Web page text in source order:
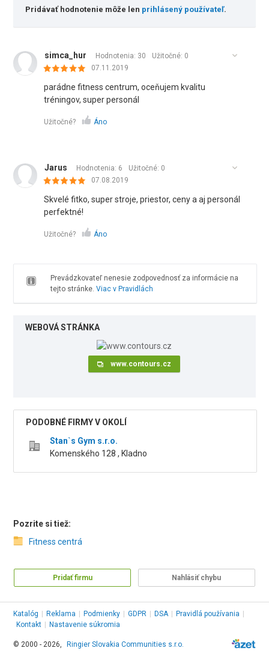
Pridávať hodnotenie môže len prihlásený používateľ.
simca_hur Hodnotenia: 30 Užitočné: 0
07.11.2019
parádne fitness centrum, oceňujem kvalitu
tréningov, super personál
Užitočné? Áno
Jarus Hodnotenia: 6 Užitočné: 0
07.08.2019
Skvelé fitko, super stroje, priestor, ceny a aj personál
perfektné!
Užitočné? Áno
Prevádzkovateľ nenesie zodpovednosť za informácie na
tejto stránke. Viac v Pravidlách
WEBOVÁ STRÁNKA
www.contours.cz
PODOBNÉ FIRMY V OKOLÍ
Stan`s Gym s.r.o.
Komenského 128 , Kladno
Pozrite si tiež:
Fitness centrá
Pridať firmu Nahlásiť chybu
Katalóg Reklama Podmienky GDPR DSA Pravidlá používania
Kontakt
Nastavenie súkromia
© 2000 - 2026, Ringier Slovakia Communities s.r.o.